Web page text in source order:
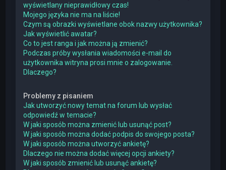
wyświetlany nieprawidłowy czas!
Mojego języka nie ma na liście!
Czym są obrazki wyświetlane obok nazwy użytkownika?
Jak wyświetlić awatar?
Co to jest ranga i jak można ją zmienić?
Podczas próby wysłania wiadomości e-mail do
użytkownika witryna prosi mnie o zalogowanie.
Dlaczego?
Problemy z pisaniem
Jak utworzyć nowy temat na forum lub wysłać
odpowiedź w temacie?
W jaki sposób można zmienić lub usunąć post?
W jaki sposób można dodać podpis do swojego posta?
W jaki sposób można utworzyć ankietę?
Dlaczego nie można dodać więcej opcji ankiety?
W jaki sposób zmienić lub usunąć ankietę?